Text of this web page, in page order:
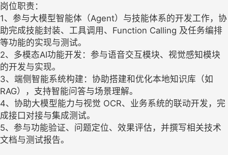
岗位职责：
1、参与大模型智能体（Agent）与技能体系的开发工作，协
助完成技能封装、工具调用、Function Calling 及任务编排
等功能的实现与测试。
2、多模态AI功能开发：参与语音交互模块、视觉感知模块
的开发与实现。
3、端侧智能系统构建：协助搭建和优化本地知识库（如
RAG），支持智能问答与场景理解。
4、协助大模型能力与视觉 OCR、业务系统的联动开发，完
成接口对接与集成测试。
5、参与功能验证、问题定位、效果评估，并撰写相关技术
文档与测试报告。